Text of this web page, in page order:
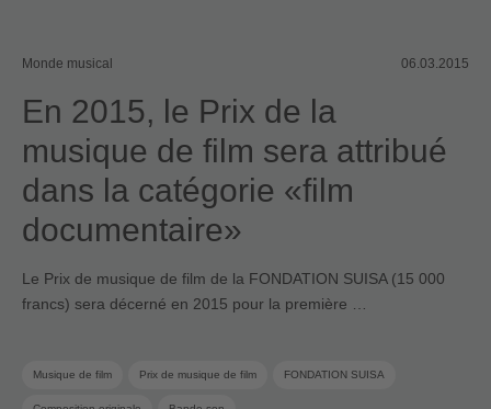
Monde musical 06.03.2015
En 2015, le Prix de la
musique de film sera attribué
dans la catégorie «film
documentaire»
Le Prix de musique de film de la FONDATION SUISA (15 000
francs) sera décerné en 2015 pour la première …
Musique de film Prix de musique de film FONDATION SUISA